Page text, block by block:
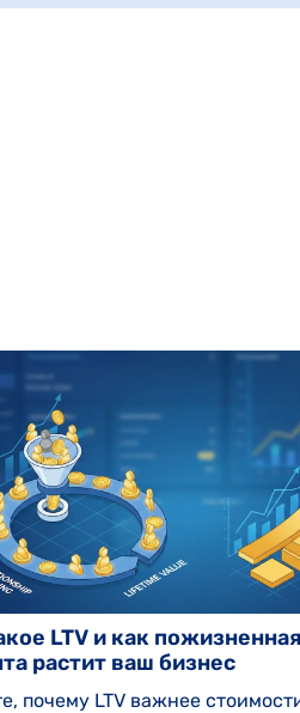
LTV и как
растит ваш бизнес
почему LTV важнее